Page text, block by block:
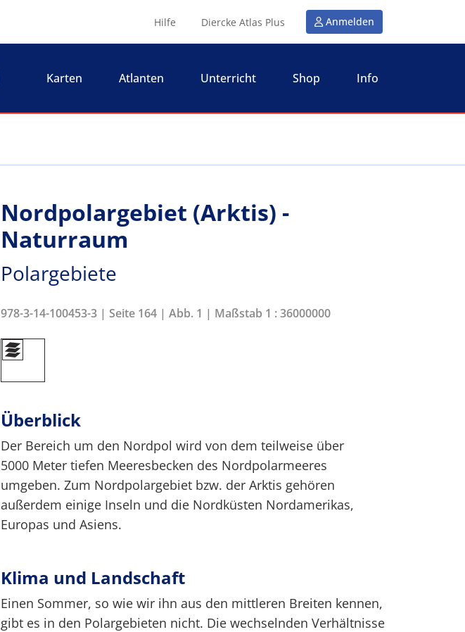
Hilfe Diercke Atlas Plus Anmelden
Karten Atlanten Unterricht Shop Info
Nordpolargebiet (Arktis) -
Naturraum
Polargebiete
978-3-14-100453-3 | Seite 164 | Abb. 1 | Maßstab 1 : 36000000
Überblick
Der Bereich um den Nordpol wird von dem teilweise über
5000 Meter tiefen Meeresbecken des Nordpolarmeeres
umgeben. Zum Nordpolargebiet bzw. der Arktis gehören
außerdem einige Inseln und die Nordküsten Nordamerikas,
Europas und Asiens.
Klima und Landschaft
Einen Sommer, so wie wir ihn aus den mittleren Breiten kennen,
gibt es in den Polargebieten nicht. Die wechselnden Verhältnisse